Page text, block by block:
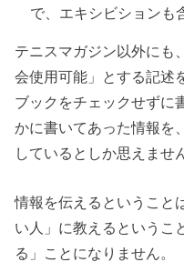
で、エキシビションも
テニスマガジン以外にも
会使用可能」とする記述
ブックをチェックせずに
かに書いてあった情報を
しているとしか思えませ
情報を伝えるということ
い人」に教えるというこ
る」ことになりません。